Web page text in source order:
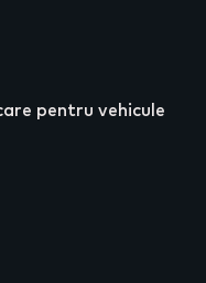
pentru vehicule